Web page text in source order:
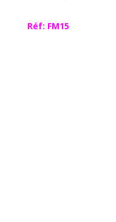
Réf: FM15